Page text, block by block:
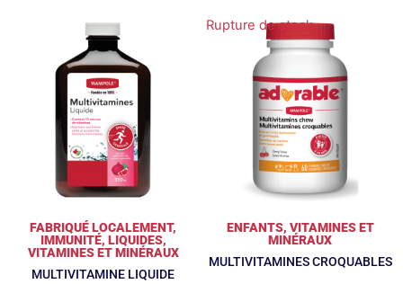
FABRIQUÉ LOCALEMENT,
IMMUNITÉ, LIQUIDES,
VITAMINES ET MINÉRAUX
MULTIVITAMINE LIQUIDE
Rupture de stock
ENFANTS, VITAMINES ET
MINÉRAUX
MULTIVITAMINES CROQUABLES